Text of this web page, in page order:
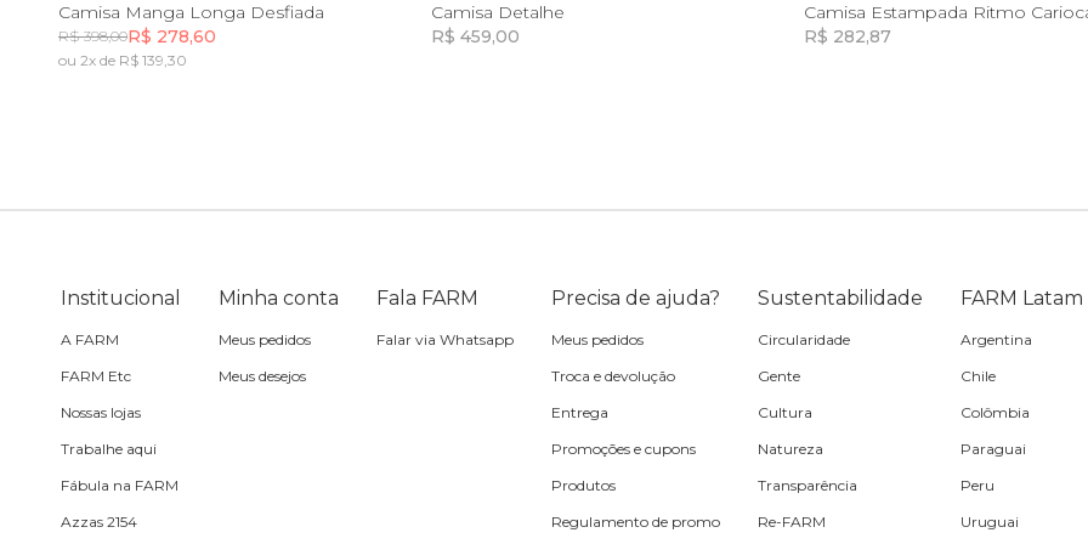
Sling
PP P G
Camisa Manga Longa Desfiada
R$ 398,00R$ 278,60
ou 2x de R$ 139,30
Camisa Detalhe
R$ 459,00
G
Camisa Estampada Ritmo
R$ 282,87
Institucional
A FARM
FARM Etc
Nossas lojas
Trabalhe aqui
Fábula na FARM
Azzas 2154
Minha conta
Meus pedidos
Meus desejos
Fala FARM
Falar via Whatsapp
Precisa de ajuda?
Meus pedidos
Troca e devolução
Entrega
Promoções e cupons
Produtos
Regulamento de promo
Sustentabilidade
Circularidade
Gente
Cultura
Natureza
Transparência
Re-FARM
FARM Latam
Argentina
Chile
Colômbia
Paraguai
Peru
Uruguai